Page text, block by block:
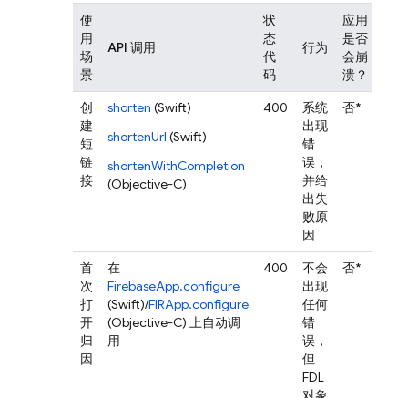
使
用
场
景
API 调用
状
态
代
码
行为
应用
是否
会崩
溃？
创
建
短
链
接
shorten (Swift)
shortenUrl (Swift)
shortenWithCompletion
(Objective-C)
400
系统
出现
错
误，
并给
出失
败原
因
否*
首
次
打
开
归
因
在
FirebaseApp.configure
(Swift)/FIRApp.configure
(Objective-C) 上自动调
用
400
不会
出现
任何
错
误，
但
FDL
否*